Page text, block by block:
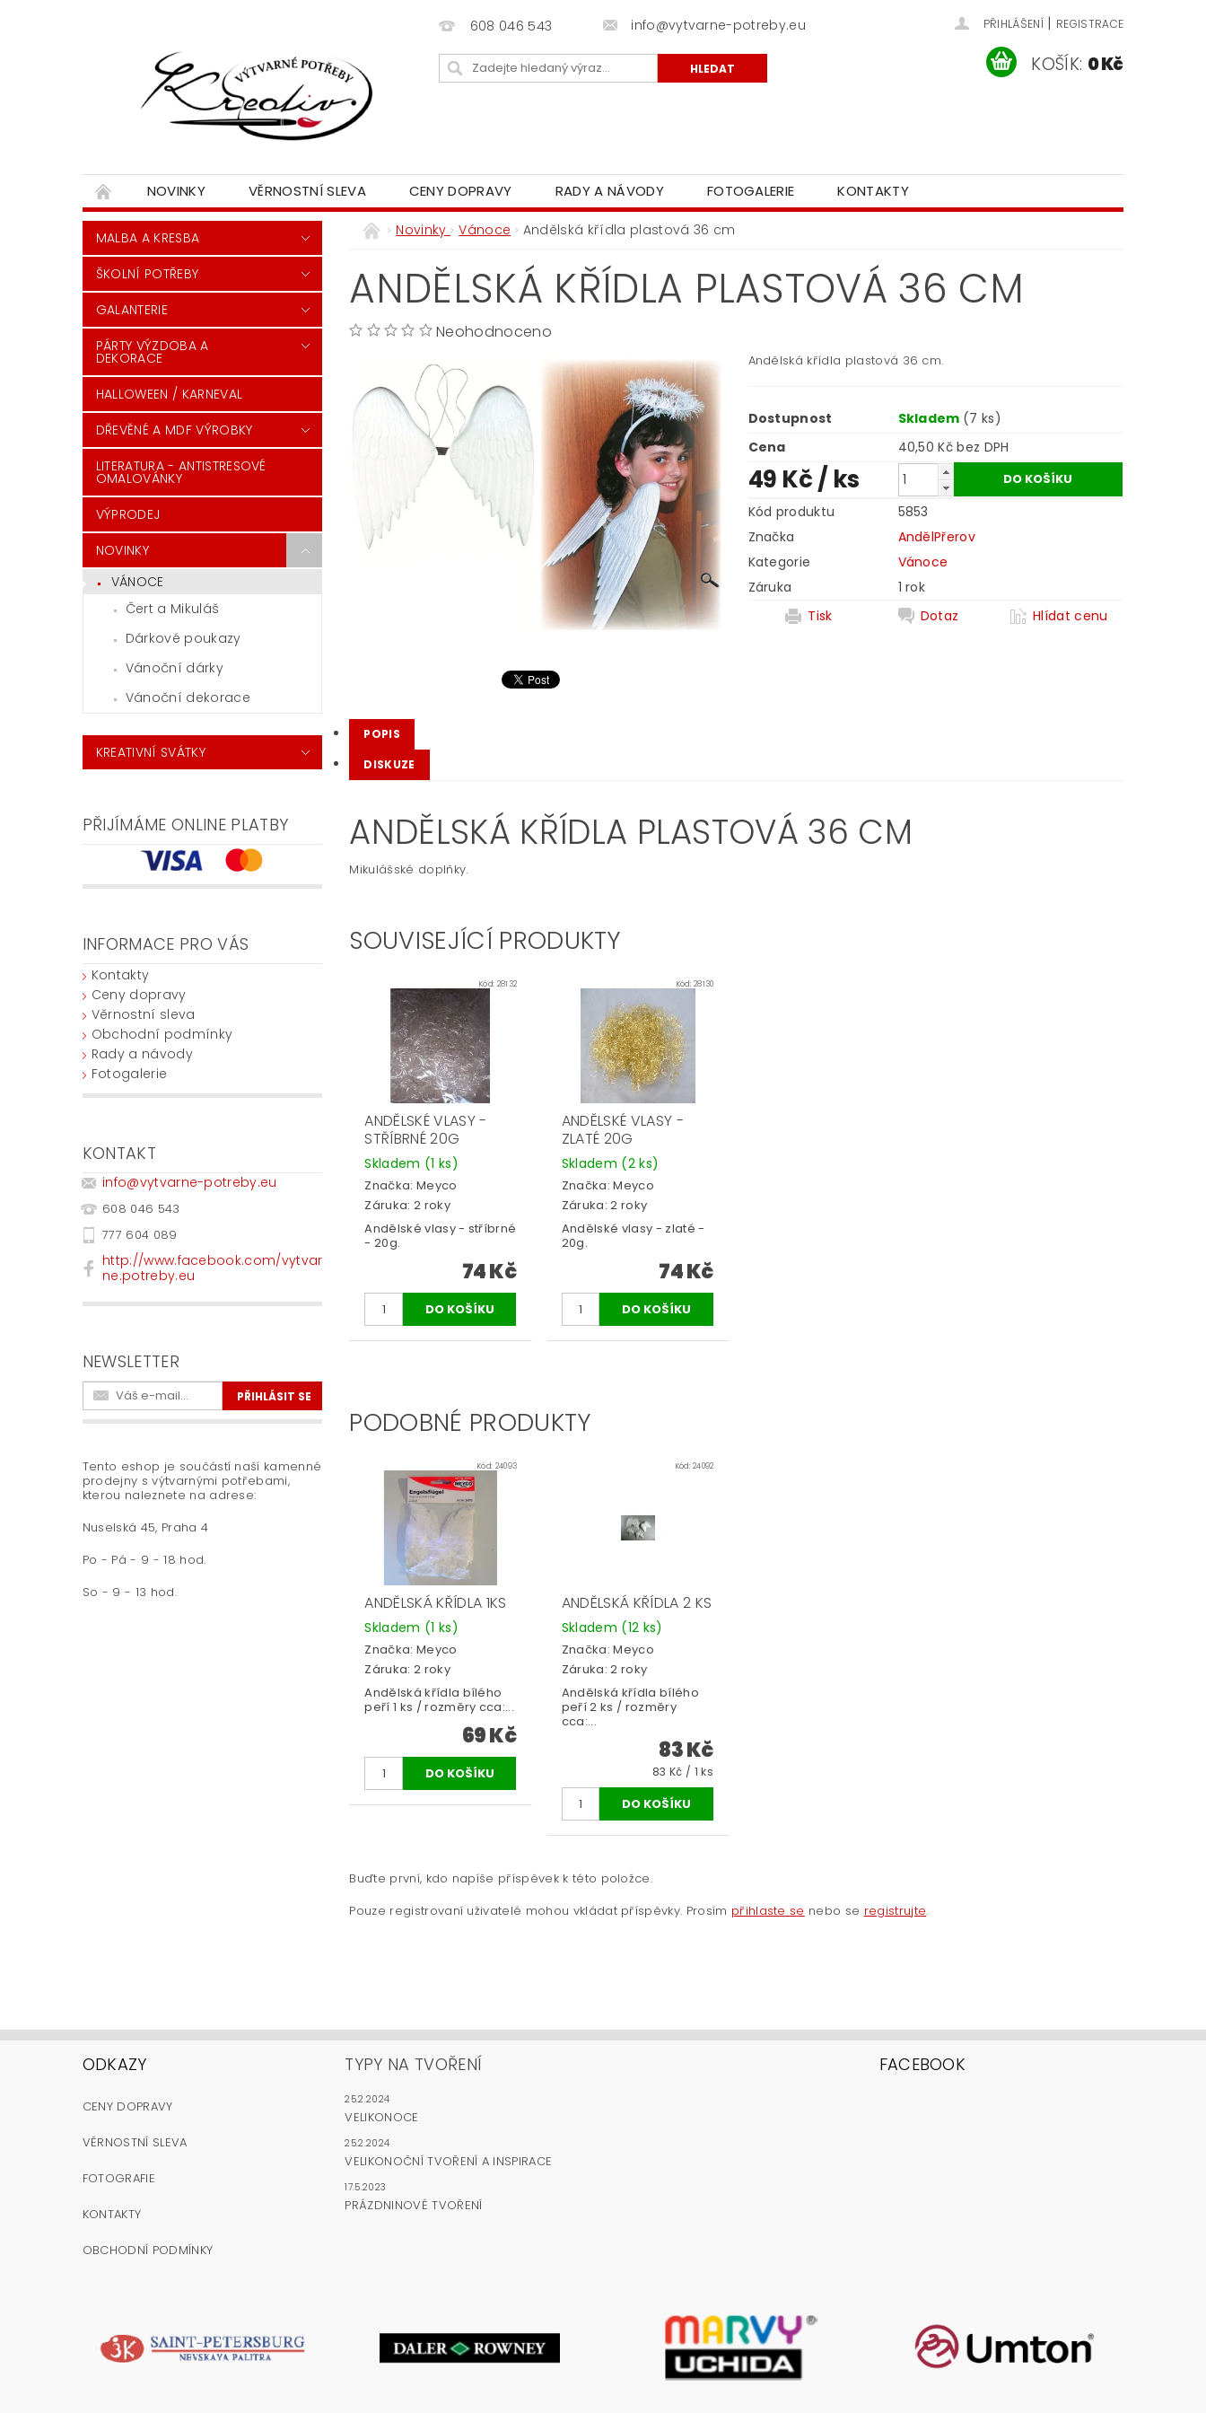
608 046 543 info@vytvarne-potreby.eu PŘIHLÁŠENÍ | REGISTRACE
KOŠÍK: 0 Kč
NOVINKY VĚRNOSTNÍ SLEVA CENY DOPRAVY RADY A NÁVODY FOTOGALERIE KONTAKTY
MALBA A KRESBA
ŠKOLNÍ POTŘEBY
GALANTERIE
PÁRTY VÝZDOBA A
DEKORACE
HALLOWEEN / KARNEVAL
DŘEVĚNÉ A MDF VÝROBKY
LITERATURA - ANTISTRESOVÉ
OMALOVÁNKY
VÝPRODEJ
NOVINKY
VÁNOCE
Čert a Mikuláš
Dárkové poukazy
Vánoční dárky
Vánoční dekorace
KREATIVNÍ SVÁTKY
PŘIJÍMÁME ONLINE PLATBY
INFORMACE PRO VÁS
Kontakty
Ceny dopravy
Věrnostní sleva
Obchodní podmínky
Rady a návody
Fotogalerie
KONTAKT
info@vytvarne-potreby.eu
608 046 543
777 604 089
http://www.facebook.com/vytvar
ne.potreby.eu
NEWSLETTER
Tento eshop je součástí naší kamenné
prodejny s výtvarnými potřebami,
kterou naleznete na adrese:
Nuselská 45, Praha 4
Po - Pá - 9 - 18 hod.
So - 9 - 13 hod.
Novinky Vánoce Andělská křídla plastová 36 cm
ANDĚLSKÁ KŘÍDLA PLASTOVÁ 36 CM
Neohodnoceno
Andělská křídla plastová 36 cm.
Dostupnost Skladem (7 ks)
Cena
40,50 Kč bez DPH
49 Kč/ ks
Kód produktu
5853
Značka
AndělPřerov
Kategorie
Vánoce
Záruka
1 rok
Tisk
Dotaz Hlídat cenu
POPIS
DISKUZE
ANDĚLSKÁ KŘÍDLA PLASTOVÁ 36 CM
Mikulášské doplňky.
SOUVISEJÍCÍ PRODUKTY
Kód: 28132
ANDĚLSKÉ VLASY -
STŘÍBRNÉ 20G
Skladem (1 ks)
Značka: Meyco
Záruka: 2 roky
Andělské vlasy - stříbrné
- 20g.
74 Kč
Kód:28130
ANDĚLSKÉ VLASY -
ZLATÉ 20G
Skladem (2 ks)
Značka:Meyco
Záruka: 2 roky
Andělské vlasy - zlaté -
20g.
74 Kč
PODOBNÉ PRODUKTY
Kód: 24093
ANDĚLSKÁ KŘÍDLA 1KS
Skladem (1 ks)
Značka: Meyco
Záruka: 2 roky
Andělská křídla bílého
peří 1 ks / rozměry cca:...
69 Kč
Kód:24092
ANDĚLSKÁ KŘÍDLA 2 KS
Skladem (12 ks)
Značka:Meyco
Záruka: 2 roky
Andělská křídla bílého
peří 2 ks / rozměry
cca:...
83 Kč
83 Kč / 1 ks
Buďte první, kdo napíše příspěvek k této položce.
Pouze registrovaní uživatelé mohou vkládat příspěvky. Prosím přihlaste se nebo se registrujte.
ODKAZY
CENY DOPRAVY
VĚRNOSTNÍ SLEVA
FOTOGRAFIE
KONTAKTY
OBCHODNÍ PODMÍNKY
TYPY NA TVOŘENÍ
25.2.2024
VELIKONOCE
25.2.2024
VELIKONOČNÍ TVOŘENÍ A INSPIRACE
17.5.2023
PRÁZDNINOVÉ TVOŘENÍ
FACEBOOK